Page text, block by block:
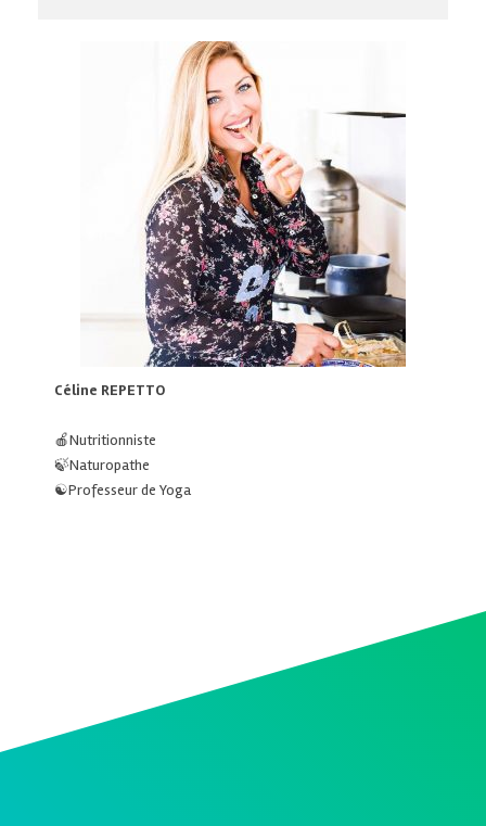
Céline REPETTO
🍎Nutritionniste
🍃Naturopathe
☯️Professeur de Yoga